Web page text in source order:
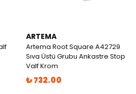
ARTEMA
Artema Root Square A42729
Sıva Üstü Grubu Ankastre Stop
Valf Krom
₺ 732.00